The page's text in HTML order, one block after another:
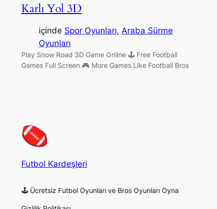
Karlı Yol 3D
içinde Spor Oyunları, Araba Sürme
Oyunları
Play Snow Road 3D Game Online 🕹 Free Football
Games Full Screen 🎮 More Games Like Football Bros
Futbol Kardeşleri
🕹 Ücretsiz Futbol Oyunları ve Bros Oyunları Oyna